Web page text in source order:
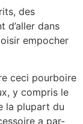
des
d’aller dans
empocher
ceci pourboire
y compris le
la plupart du
a par-